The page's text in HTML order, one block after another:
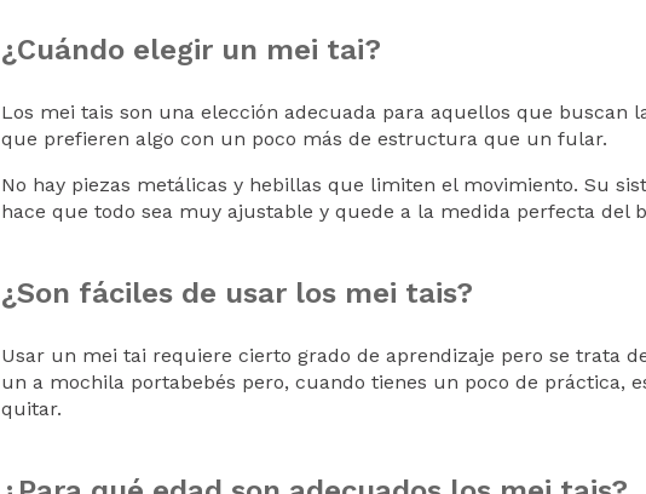
¿Cuándo elegir un mei tai?
Los mei tais son una elección adecuada para aquellos que buscan
que prefieren algo con un poco más de estructura que un fular.
No hay piezas metálicas y hebillas que limiten el movimiento. Su
hace que todo sea muy ajustable y quede a la medida perfecta del
¿Son fáciles de usar los mei tais?
Usar un mei tai requiere cierto grado de aprendizaje pero se trata
un a mochila portabebés pero, cuando tienes un poco de práctica,
quitar.